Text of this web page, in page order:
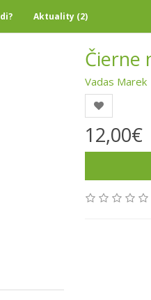
Aktuality (2)
Čierne
Vadas Marek
12,00€